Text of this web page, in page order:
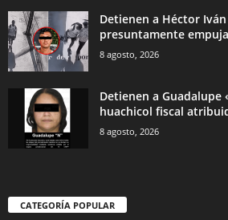
Detienen a Héctor Iván
presuntamente
8 agosto, 2026
Detienen a Guadalupe
huachicol fiscal
8 agosto, 2026
CATEGORÍA POPULAR